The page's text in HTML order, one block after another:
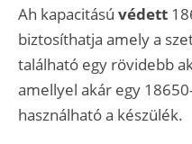
Ah kapacitású védett
biztosíthatja amely a
található egy rövidebb
amellyel akár egy
használható a készülék.